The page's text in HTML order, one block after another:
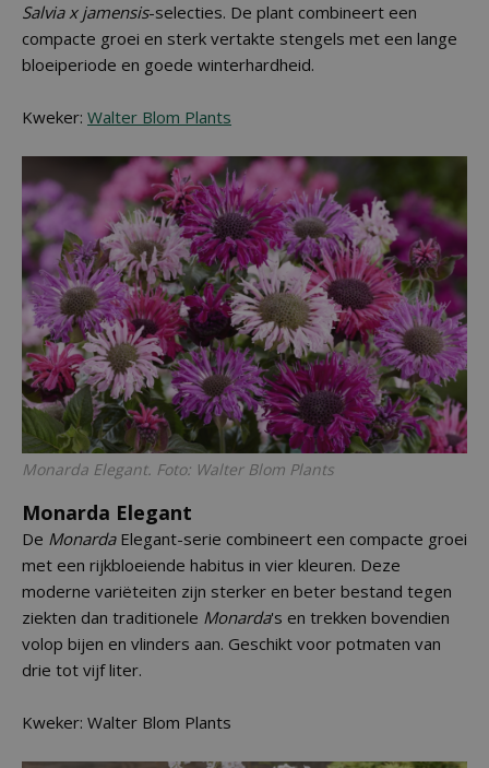
Salvia x jamensis-selecties. De plant combineert een
compacte groei en sterk vertakte stengels met een lange
bloeiperiode en goede winterhardheid.
Kweker: Walter Blom Plants
Monarda Elegant. Foto: Walter Blom Plants
Monarda Elegant
De MonardaElegant-serie combineert een compacte groei
met een rijkbloeiende habitus in vier kleuren. Deze
moderne variëteiten zijn sterker en beter bestand tegen
ziekten dan traditionele Monarda's en trekken bovendien
volop bijen en vlinders aan. Geschikt voor potmaten van
drie tot vijf liter.
Kweker: Walter Blom Plants